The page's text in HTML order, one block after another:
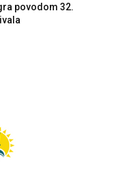
povodom 32.